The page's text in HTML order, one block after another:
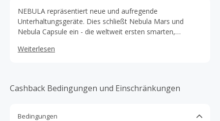
NEBULA repräsentiert neue und aufregende
Unterhaltungsgeräte. Dies schließt Nebula Mars und
Nebula Capsule ein - die weltweit ersten smarten,
eindrucksvollen Bild- nd Klangeigenschaften.
Weiterlesen
Cashback Bedingungen und Einschränkungen
Bedingungen